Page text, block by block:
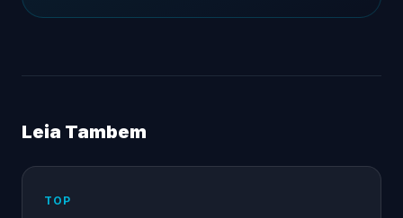
Leia Tambem
TOP